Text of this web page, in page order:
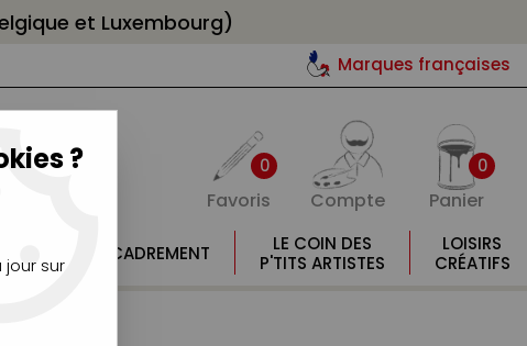
et Luxembourg)
Marques françaises
0
Favoris Compte
0
Panier
ENCADREMENT
LE COIN DES
P'TITS ARTISTES
LOISIRS
CRÉATIFS
?
sur